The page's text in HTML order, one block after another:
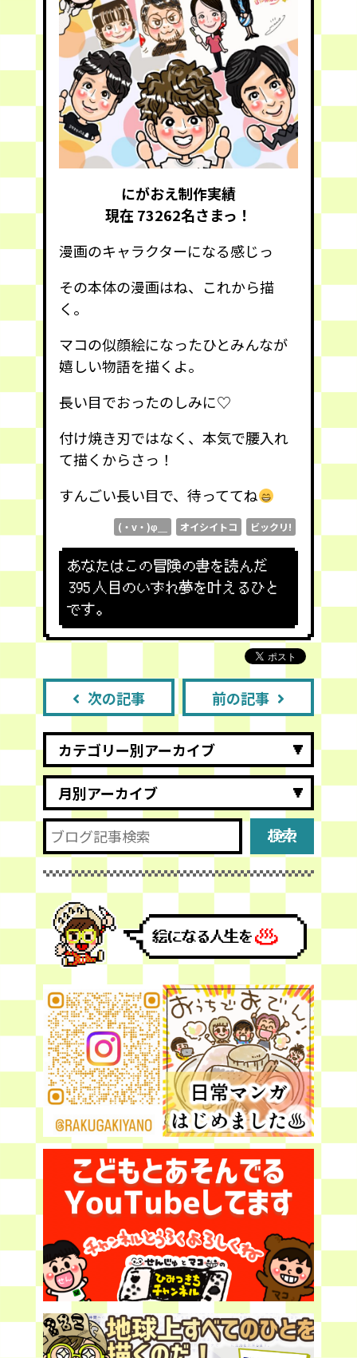
にがおえ制作実績
現在 73262名さまっ！
漫画のキャラクターになる感じっ
その本体の漫画はね、これから描
く。
マコの似顔絵になったひとみんなが
嬉しい物語を描くよ。
長い目でおったのしみに♡
付け焼き刃ではなく、本気で腰入れ
て描くからさっ！
すんごい長い目で、待っててね
(・v・)φ＿ オイシイトコ ビックリ!
あなたはこの冒険の書を読んだ
395 人目のいずれ夢を叶えるひと
です。
次の記事 前の記事